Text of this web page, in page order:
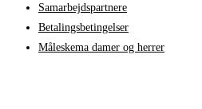
Samarbejdspartnere
Betalingsbetingelser
Måleskema damer og herrer